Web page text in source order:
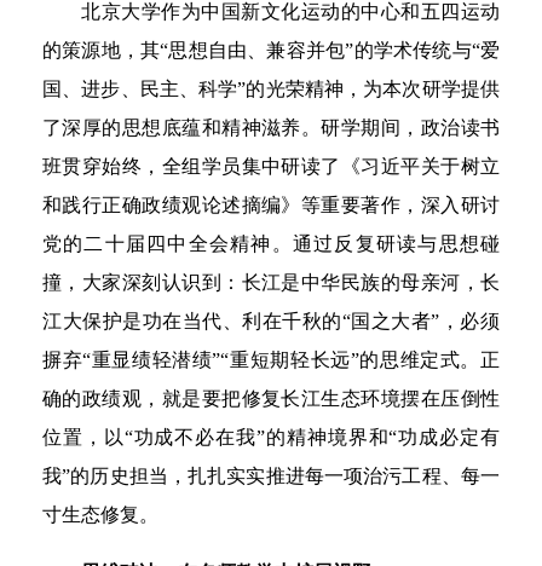
北京大学作为中国新文化运动的中心和五四运动
的策源地，其“思想自由、兼容并包”的学术传统与“爱
国、进步、民主、科学”的光荣精神，为本次研学提供
了深厚的思想底蕴和精神滋养。研学期间，政治读书
班贯穿始终，全组学员集中研读了《习近平关于树立
和践行正确政绩观论述摘编》等重要著作，深入研讨
党的二十届四中全会精神。通过反复研读与思想碰
撞，大家深刻认识到：长江是中华民族的母亲河，长
江大保护是功在当代、利在千秋的“国之大者”，必须
摒弃“重显绩轻潜绩”“重短期轻长远”的思维定式。正
确的政绩观，就是要把修复长江生态环境摆在压倒性
位置，以“功成不必在我”的精神境界和“功成必定有
我”的历史担当，扎扎实实推进每一项治污工程、每一
寸生态修复。